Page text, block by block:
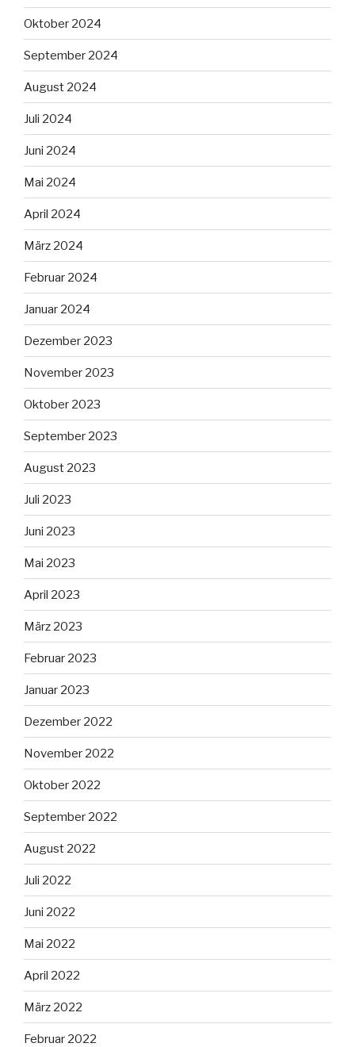
Oktober 2024
September 2024
August 2024
Juli 2024
Juni 2024
Mai 2024
April 2024
März 2024
Februar 2024
Januar 2024
Dezember 2023
November 2023
Oktober 2023
September 2023
August 2023
Juli 2023
Juni 2023
Mai 2023
April 2023
März 2023
Februar 2023
Januar 2023
Dezember 2022
November 2022
Oktober 2022
September 2022
August 2022
Juli 2022
Juni 2022
Mai 2022
April 2022
März 2022
Februar 2022